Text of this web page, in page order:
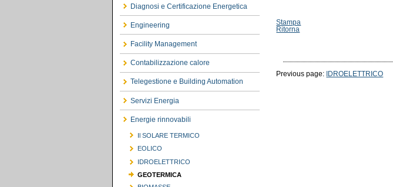
Diagnosi e Certificazione Energetica
Engineering
Facility Management
Contabilizzazione calore
Telegestione e Building Automation
Servizi Energia
Energie rinnovabili
Il SOLARE TERMICO
EOLICO
IDROELETTRICO
GEOTERMICA
Stampa
Ritorna
Previous page: IDROELETTRICO